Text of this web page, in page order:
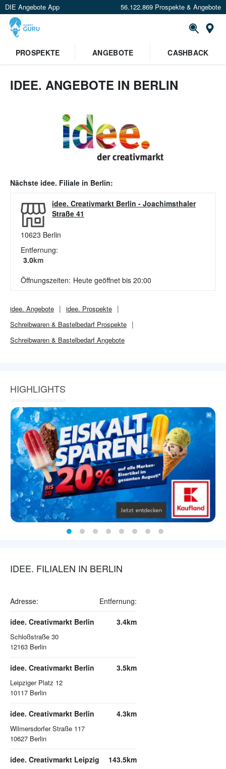
DIE Angebote App 56.122.869 Prospekte & Angebote
PROSPEKTE
ANGEBOTE CASHBACK
IDEE. ANGEBOTE IN BERLIN
Nächste idee. Filiale in Berlin:
idee. Creativmarkt Berlin - Joachimsthaler
Straße 41
10623 Berlin
Entfernung:
3.0km
Öffnungszeiten: Heute geöffnet bis 20:00
idee. Angebote idee. Prospekte
Schreibwaren & Bastelbedarf Prospekte
Schreibwaren & Bastelbedarf Angebote
HIGHLIGHTS
IDEE. FILIALEN IN BERLIN
Adresse: Entfernung:
idee. Creativmarkt Berlin
Schloßstraße 30
12163 Berlin
3.4km
idee. Creativmarkt Berlin
Leipziger Platz 12
10117 Berlin
3.5km
idee. Creativmarkt Berlin
Wilmersdorfer Straße 117
10627 Berlin
4.3km
idee. Creativmarkt Leipzig 143.5km